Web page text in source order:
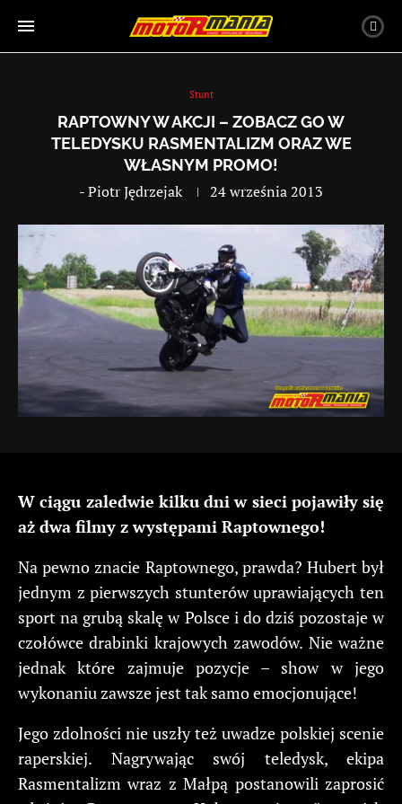
Stunt
RAPTOWNY W AKCJI – ZOBACZ GO W
TELEDYSKU RASMENTALIZM ORAZ WE
WŁASNYM PROMO!
-Piotr Jędrzejak 24 września 2013
W ciągu zaledwie kilku dni w sieci pojawiły się
aż dwa filmy z występami Raptownego!
Na pewno znacie Raptownego, prawda? Hubert był
jednym z pierwszych stunterów uprawiających ten
sport na grubą skalę w Polsce i do dziś pozostaje w
czołówce drabinki krajowych zawodów. Nie ważne
jednak które zajmuje pozycje – show w jego
wykonaniu zawsze jest tak samo emocjonujące!
Jego zdolności nie uszły też uwadze polskiej scenie
raperskiej. Nagrywając swój teledysk, ekipa
Rasmentalizm wraz z Małpą postanowili zaprosić